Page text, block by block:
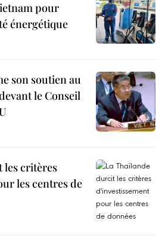
pour
énergétique
son soutien au
le Conseil
les critères
les centres de